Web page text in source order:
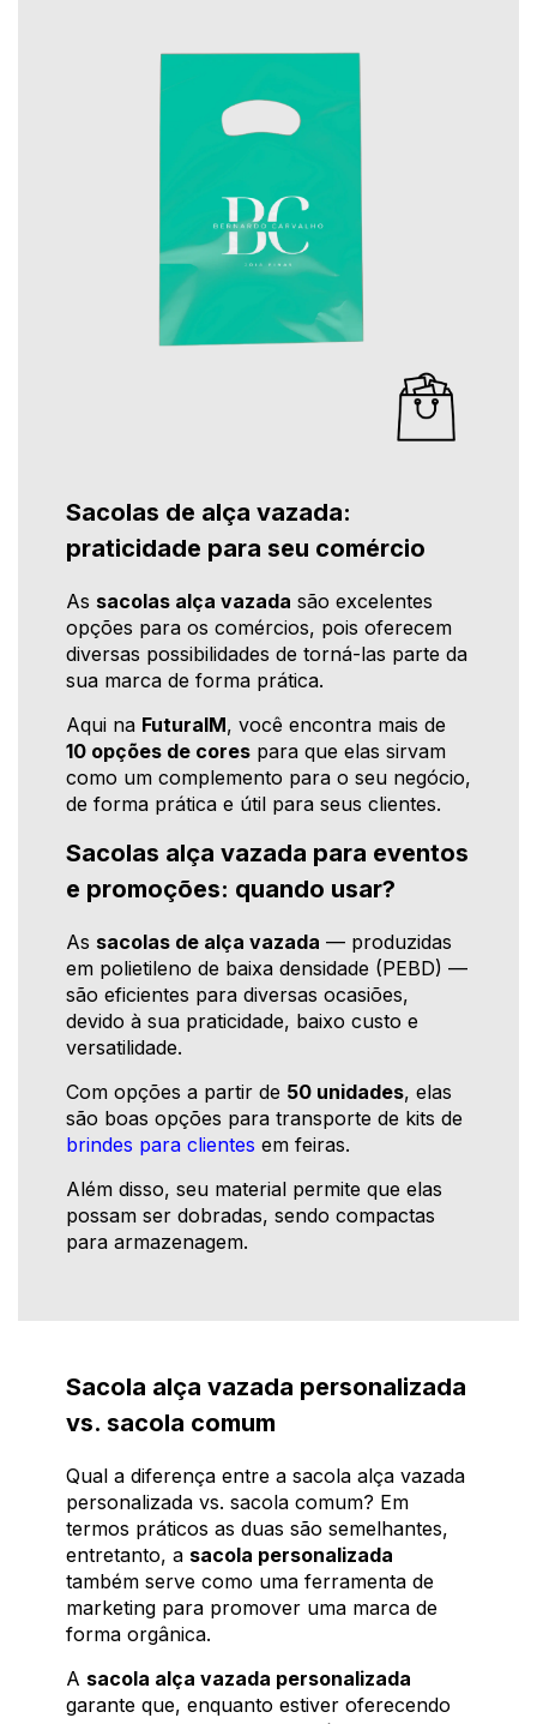
Sacolas de alça vazada:
praticidade para seu comércio
As sacolas alça vazada são excelentes
opções para os comércios, pois oferecem
diversas possibilidades de torná-las parte da
sua marca de forma prática.
Aqui na FuturaIM, você encontra mais de
10 opções de cores para que elas sirvam
como um complemento para o seu negócio,
de forma prática e útil para seus clientes.
Sacolas alça vazada para eventos
e promoções: quando usar?
As sacolas de alça vazada — produzidas
em polietileno de baixa densidade (PEBD) —
são eficientes para diversas ocasiões,
devido à sua praticidade, baixo custo e
versatilidade.
Com opções a partir de 50 unidades, elas
são boas opções para transporte de kits de
brindes para clientes em feiras.
Além disso, seu material permite que elas
possam ser dobradas, sendo compactas
para armazenagem.
Sacola alça vazada personalizada
vs. sacola comum
Qual a diferença entre a sacola alça vazada
personalizada vs. sacola comum? Em
termos práticos as duas são semelhantes,
entretanto, a sacola personalizada
também serve como uma ferramenta de
marketing para promover uma marca de
forma orgânica.
A sacola alça vazada personalizada
garante que, enquanto estiver oferecendo